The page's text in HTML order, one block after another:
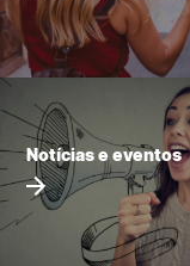
©2026 Instituto
Notícias e eventos